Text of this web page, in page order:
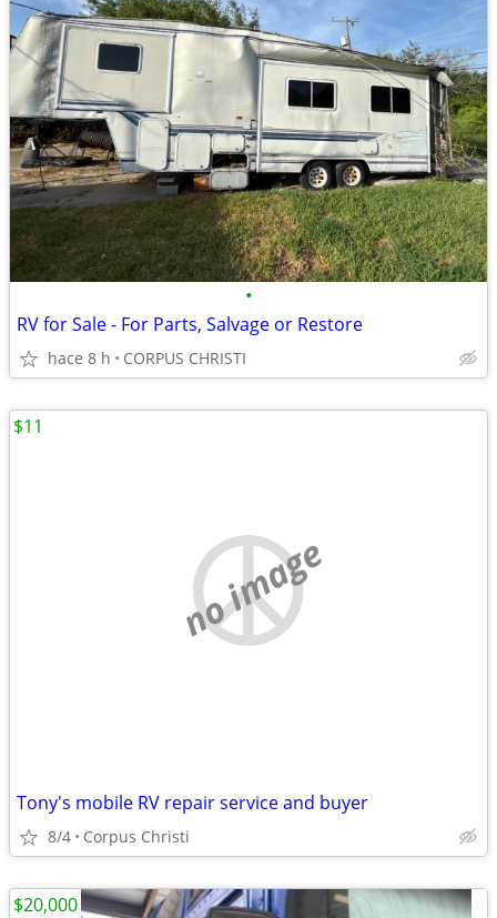
•
RV for Sale - For Parts, Salvage or Restore
hace 8 h CORPUS CHRISTI
no image
Tony's mobile RV repair service and buyer
8/4 Corpus Christi
$11
$20,000